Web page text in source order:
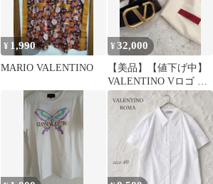
¥ 1,990
MARIO VALENTINO
¥32,000
【美品】【値下げ中】
VALENTINO Vロゴ ベ
ルト ブラック 070